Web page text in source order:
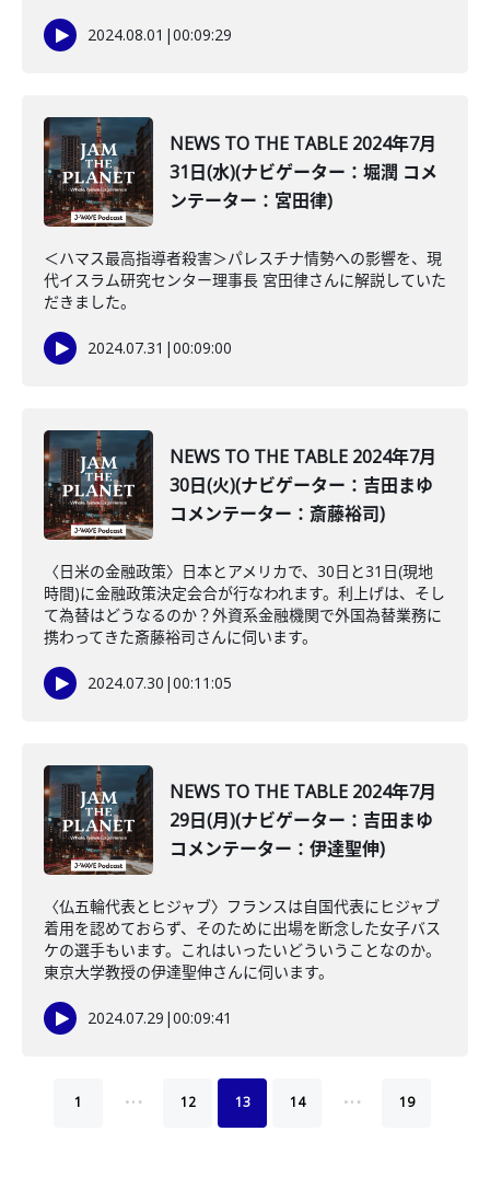
2024.08.01 |00:09:29
NEWS TO THE TABLE 2024年7月
31日(水)(ナビゲーター：堀潤 コメ
ンテーター：宮田律)
＜ハマス最高指導者殺害＞パレスチナ情勢への影響を、現
代イスラム研究センター理事長 宮田律さんに解説していた
だきました。
2024.07.31 |00:09:00
NEWS TO THE TABLE 2024年7月
30日(火)(ナビゲーター：吉田まゆ
コメンテーター：斎藤裕司)
〈日米の金融政策〉日本とアメリカで、30日と31日(現地
時間)に金融政策決定会合が行なわれます。利上げは、そし
て為替はどうなるのか？外資系金融機関で外国為替業務に
携わってきた斎藤裕司さんに伺います。
2024.07.30 |00:11:05
NEWS TO THE TABLE 2024年7月
29日(月)(ナビゲーター：吉田まゆ
コメンテーター：伊達聖伸)
〈仏五輪代表とヒジャブ〉フランスは自国代表にヒジャブ
着用を認めておらず、そのために出場を断念した女子バス
ケの選手もいます。これはいったいどういうことなのか。
東京大学教授の伊達聖伸さんに伺います。
2024.07.29 |00:09:41
1 … 12 13 14 … 19